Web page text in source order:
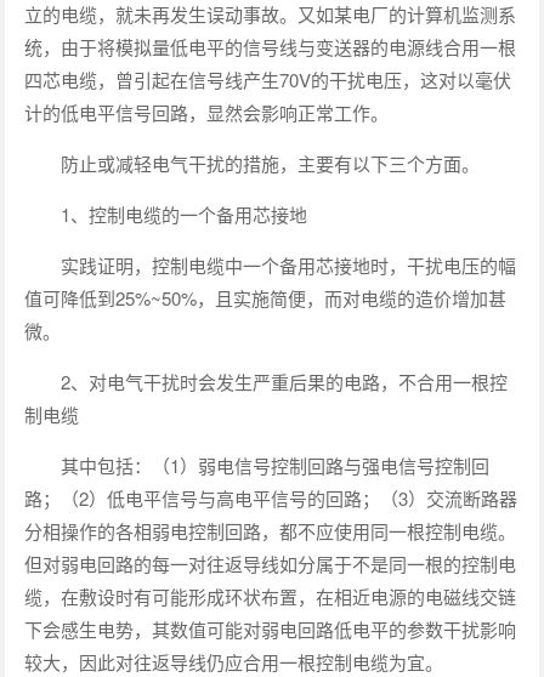
立的电缆，就未再发生误动事故。又如某电厂的计算机监测系
统，由于将模拟量低电平的信号线与变送器的电源线合用一根
四芯电缆，曾引起在信号线产生70V的干扰电压，这对以毫伏
计的低电平信号回路，显然会影响正常工作。
防止或减轻电气干扰的措施，主要有以下三个方面。
1、控制电缆的一个备用芯接地
实践证明，控制电缆中一个备用芯接地时，干扰电压的幅
值可降低到25%~50%，且实施简便，而对电缆的造价增加甚
微。
2、对电气干扰时会发生严重后果的电路，不合用一根控
制电缆
其中包括：（1）弱电信号控制回路与强电信号控制回
路；（2）低电平信号与高电平信号的回路；（3）交流断路器
分相操作的各相弱电控制回路，都不应使用同一根控制电缆。
但对弱电回路的每一对往返导线如分属于不是同一根的控制电
缆，在敷设时有可能形成环状布置，在相近电源的电磁线交链
下会感生电势，其数值可能对弱电回路低电平的参数干扰影响
较大，因此对往返导线仍应合用一根控制电缆为宜。